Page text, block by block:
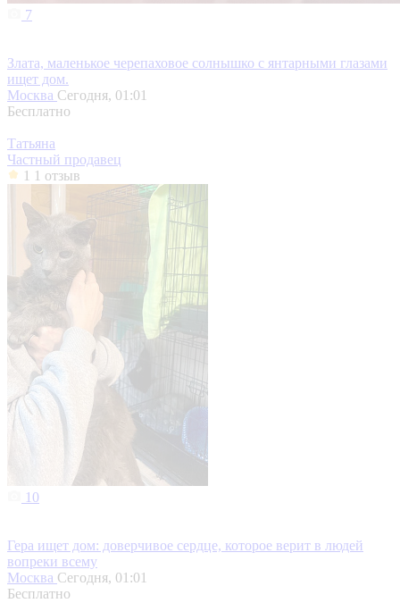
7
Злата, маленькое черепаховое солнышко с янтарными глазами
ищет дом.
Москва Сегодня, 01:01
Бесплатно
Татьяна
Частный продавец
1 1 отзыв
10
Гера ищет дом: доверчивое сердце, которое верит в людей
вопреки всему
Москва Сегодня, 01:01
Бесплатно